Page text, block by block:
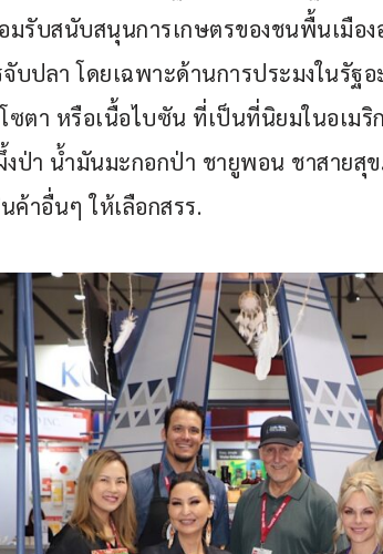
มรับสนับสนุนการเกษตรของชนพื้นเมือ
บปลา โดยเฉพาะด้านการประมงในรัฐ
ซตา หรือเนื้อไบซัน ที่เป็นที่นิยมในอเม
งป่า น้ำมันมะกอกป่า ชายูพอน ชาสายสุ
ค้าอื่นๆ ให้เลือกสรร.